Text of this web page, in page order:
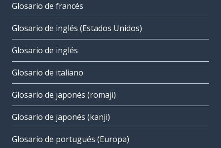
Glosario de francés
Glosario de inglés (Estados Unidos)
Glosario de inglés
Glosario de italiano
Glosario de japonés (romaji)
Glosario de japonés (kanji)
Glosario de portugués (Europa)